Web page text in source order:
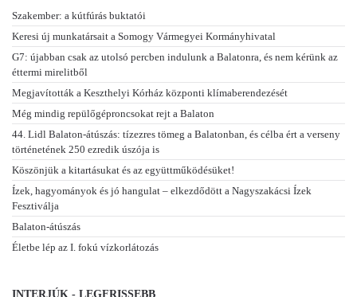
Szakember: a kútfúrás buktatói
Keresi új munkatársait a Somogy Vármegyei Kormányhivatal
G7: újabban csak az utolsó percben indulunk a Balatonra, és nem kérünk az
éttermi mirelitből
Megjavították a Keszthelyi Kórház központi klímaberendezését
Még mindig repülőgéproncsokat rejt a Balaton
44. Lidl Balaton-átúszás: tízezres tömeg a Balatonban, és célba ért a verseny
történetének 250 ezredik úszója is
Köszönjük a kitartásukat és az együttműködésüket!
Ízek, hagyományok és jó hangulat – elkezdődött a Nagyszakácsi Ízek
Fesztiválja
Balaton-átúszás
Életbe lép az I. fokú vízkorlátozás
INTERJÚK - LEGFRISSEBB